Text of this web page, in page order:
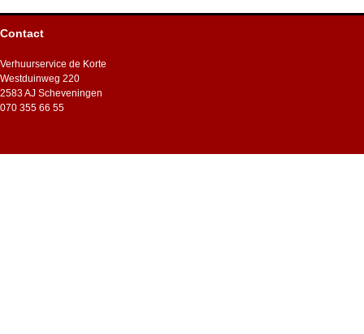
Contact
Verhuurservice de Korte
Westduinweg 220
2583 AJ Scheveningen
070 355 66 55